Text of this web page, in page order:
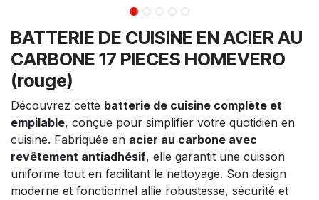
BATTERIE DE CUISINE EN ACIER AU
CARBONE 17 PIECES HOMEVERO
(rouge)
Découvrez cette batterie de cuisine complète et
empilable, conçue pour simplifier votre quotidien en
cuisine. Fabriquée en acier au carbone avec
revêtement antiadhésif, elle garantit une cuisson
uniforme tout en facilitant le nettoyage. Son design
moderne et fonctionnel allie robustesse, sécurité et